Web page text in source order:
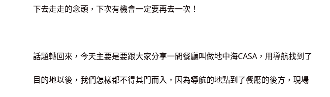
下去走走的念頭，下次有機會一定要再去一次！
話題轉回來，今天主要是要跟大家分享一間餐廳叫做地中海CASA，用導航找到了
目的地以後，我們怎樣都不得其門而入，因為導航的地點到了餐廳的後方，現場